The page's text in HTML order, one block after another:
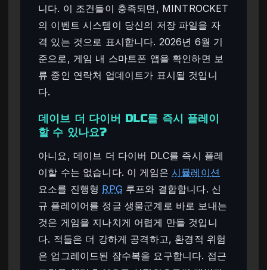
니다. 이 조건들이 충족되면, MINTROCKET
의 이벤트 시스템이 당신의 저장 파일을 자
격 있는 것으로 표시합니다. 2026년 6월 기
준으로, 게임 내 스마트폰 앱을 확인하면 보
류 중인 연락처 업데이트가 표시될 것입니
다.
데이브 더 다이버 DLC를 즉시 플레이
할 수 있나요?
아니요, 데이브 더 다이버 DLC를 즉시 플레
이할 수는 없습니다. 이 게임은시뮬레이션
요소를 진행형 RPG루프와 결합합니다. 신
규 플레이어를 정글 생물군계로 바로 보내는
것은 게임을 지나치게 어렵게 만들 것입니
다. 적들은 더 강하게 공격하고, 환경적 위험
은 업그레이드된 잠수복을 요구합니다. 접근